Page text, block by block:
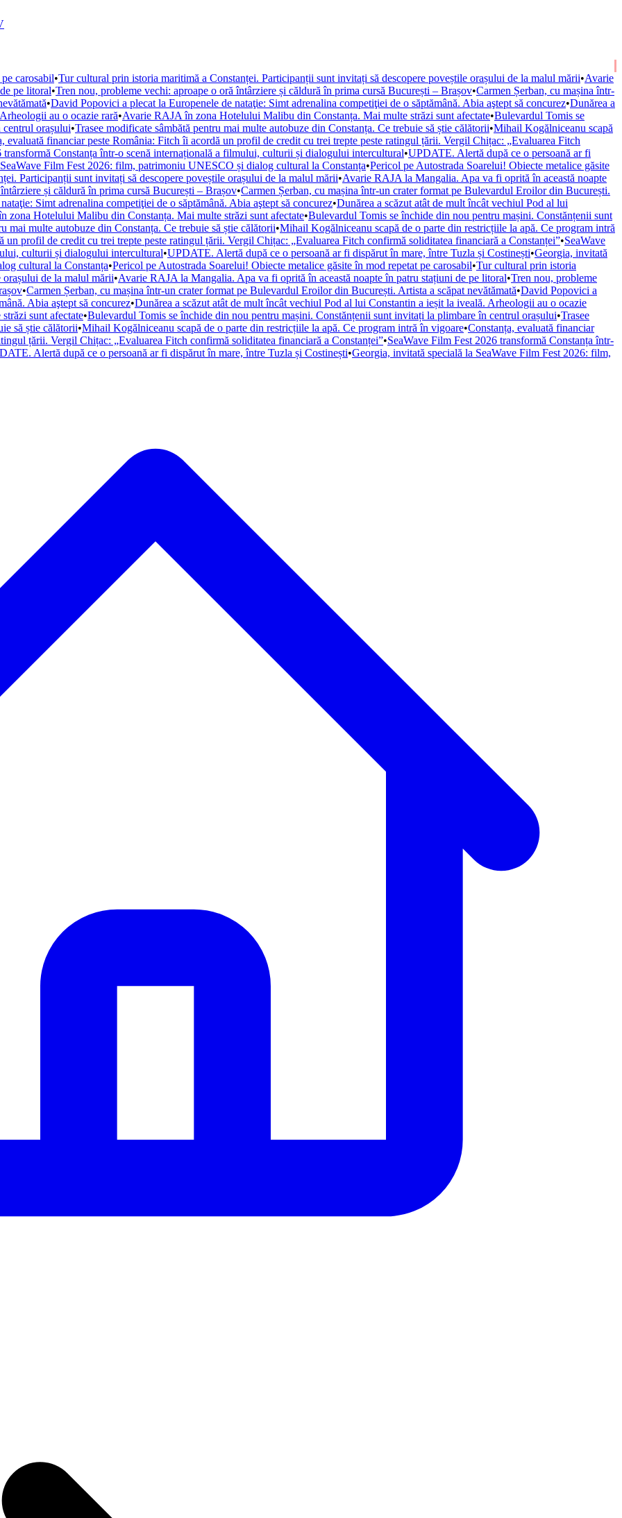
carosabil•Tur cultural prin istoria maritimă a Constanței. Participanții sunt invitați să descopere poveștile orașului de la malul mării•Avarie
pe litoral•Tren nou, probleme vechi: aproape o oră întârziere și căldură în prima cursă București – Brașov•Carmen Șerban, cu mașina într-
•David Popovici a plecat la Europenele de nataţie: Simt adrenalina competiţiei de o săptămână. Abia aştept să concurez•Dunărea a
au o ocazie rară•Avarie RAJA în zona Hotelului Malibu din Constanța. Mai multe străzi sunt afectate•Bulevardul Tomis se
orașului•Trasee modificate sâmbătă pentru mai multe autobuze din Constanța. Ce trebuie să știe călătorii•Mihail Kogălniceanu scapă
evaluată financiar peste România: Fitch îi acordă un profil de credit cu trei trepte peste ratingul țării. Vergil Chițac: „Evaluarea Fitch
transformă Constanța într-o scenă internațională a filmului, culturii și dialogului intercultural•UPDATE. Alertă după ce o persoană ar fi
Film Fest 2026: film, patrimoniu UNESCO și dialog cultural la Constanța•Pericol pe Autostrada Soarelui! Obiecte metalice găsite
Participanții sunt invitați să descopere poveștile orașului de la malul mării•Avarie RAJA la Mangalia. Apa va fi oprită în această noapte
și căldură în prima cursă București – Brașov•Carmen Șerban, cu mașina într-un crater format pe Bulevardul Eroilor din București.
Simt adrenalina competiţiei de o săptămână. Abia aştept să concurez•Dunărea a scăzut atât de mult încât vechiul Pod al lui
zona Hotelului Malibu din Constanța. Mai multe străzi sunt afectate•Bulevardul Tomis se închide din nou pentru mașini. Constănțenii sunt
mai multe autobuze din Constanța. Ce trebuie să știe călătorii•Mihail Kogălniceanu scapă de o parte din restricțiile la apă. Ce program intră
un profil de credit cu trei trepte peste ratingul țării. Vergil Chițac: „Evaluarea Fitch confirmă soliditatea financiară a Constanței”•SeaWave
culturii și dialogului intercultural•UPDATE. Alertă după ce o persoană ar fi dispărut în mare, între Tuzla și Costinești•Georgia, invitată
cultural la Constanța•Pericol pe Autostrada Soarelui! Obiecte metalice găsite în mod repetat pe carosabil•Tur cultural prin istoria
orașului de la malul mării•Avarie RAJA la Mangalia. Apa va fi oprită în această noapte în patru stațiuni de pe litoral•Tren nou, probleme
•Carmen Șerban, cu mașina într-un crater format pe Bulevardul Eroilor din București. Artista a scăpat nevătămată•David Popovici a
Abia aştept să concurez•Dunărea a scăzut atât de mult încât vechiul Pod al lui Constantin a ieșit la iveală. Arheologii au o ocazie
sunt afectate•Bulevardul Tomis se închide din nou pentru mașini. Constănțenii sunt invitați la plimbare în centrul orașului•Trasee
să știe călătorii•Mihail Kogălniceanu scapă de o parte din restricțiile la apă. Ce program intră în vigoare•Constanța, evaluată financiar
țării. Vergil Chițac: „Evaluarea Fitch confirmă soliditatea financiară a Constanței”•SeaWave Film Fest 2026 transformă Constanța într-
Alertă după ce o persoană ar fi dispărut în mare, între Tuzla și Costinești•Georgia, invitată specială la SeaWave Film Fest 2026: film,